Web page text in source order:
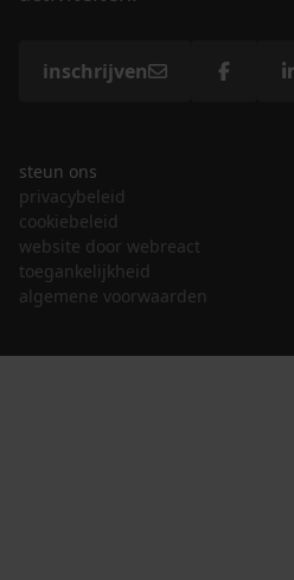
inschrijven
steun ons
privacybeleid
cookiebeleid
website door webreact
toegankelijkheid
algemene voorwaarden